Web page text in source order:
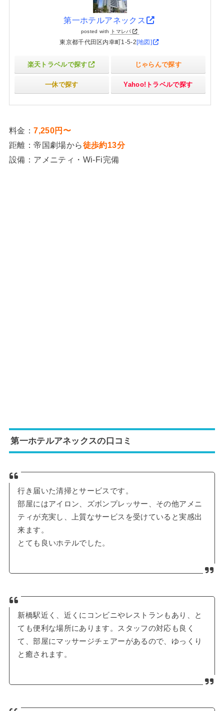
第一ホテルアネックス
posted with トマレバ
東京都千代田区内幸町1-5-2[地図]
楽天トラベルで探す じゃらんで探す
一休で探す Yahoo!トラベルで探す
料金：7,250円〜
距離：帝国劇場から徒歩約13分
設備：アメニティ・Wi-Fi完備
第一ホテルアネックスの口コミ
行き届いた清掃とサービスです。
部屋にはアイロン、ズボンプレッサー、その他アメニ
ティが充実し、上質なサービスを受けていると実感出
来ます。
とても良いホテルでした。
新橋駅近く、近くにコンビニやレストランもあり、と
ても便利な場所にあります。スタッフの対応も良く
て、部屋にマッサージチェアーがあるので、ゆっくり
と癒されます。